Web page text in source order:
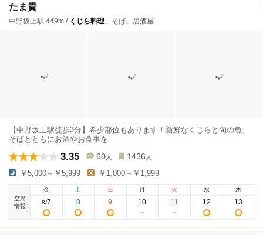
たま貴
中野坂上駅 449m / くじら料理、そば、居酒屋
【中野坂上駅徒歩3分】希少部位もあります！新鮮なくじらと旬の魚、
そばとともにお酒やお食事を
3.35 60 人 1436 人
￥5,000～￥5,999 ￥1,000～￥1,999
空席
情報
金
8/7
土
8
日
9
月
10
火
11
水
12
木
13